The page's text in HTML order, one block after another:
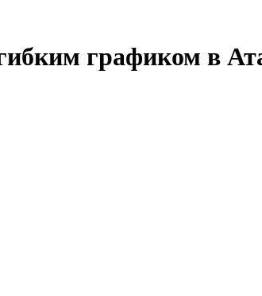
графиком в